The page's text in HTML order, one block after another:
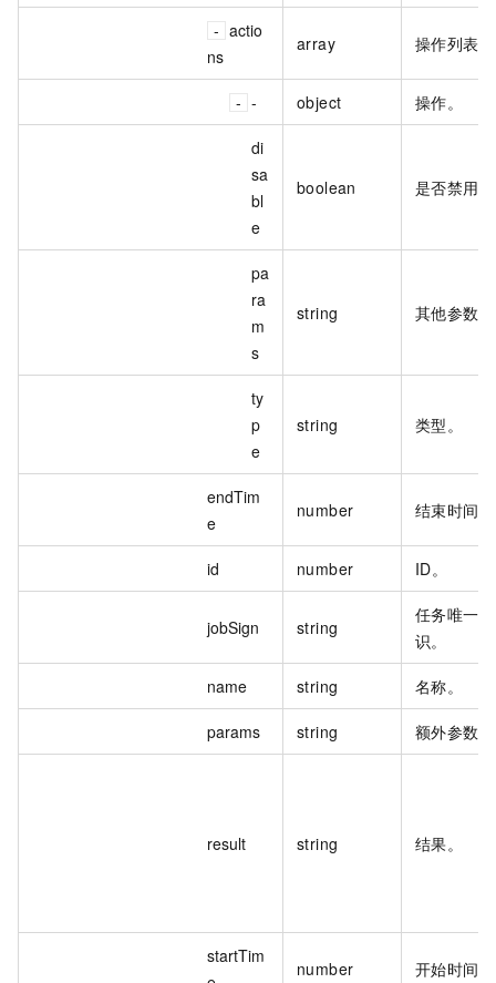
actio
ns
array 操作列表。
- object 操作。
di
sa
bl
e
boolean 是否禁用。
pa
ra
m
s
string 其他参数。
ty
p
e
string 类型。
endTim
e
number 结束时间。
id number ID。
jobSign string
任务唯一标
识。
name string 名称。
params string 额外参数。
result string 结果。
startTim
number 开始时间。